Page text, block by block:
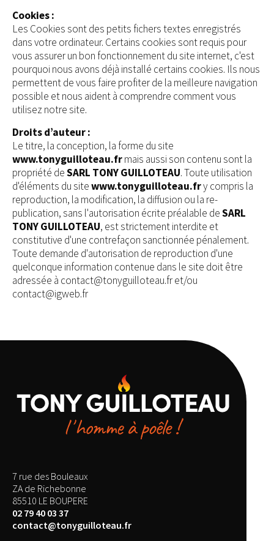
Cookies :
Les Cookies sont des petits fichers textes enregistrés
dans votre ordinateur. Certains cookies sont requis pour
vous assurer un bon fonctionnement du site internet, c'est
pourquoi nous avons déjà installé certains cookies. Ils nous
permettent de vous faire profiter de la meilleure navigation
possible et nous aident à comprendre comment vous
utilisez notre site.
Droits d’auteur :
Le titre, la conception, la forme du site
www.tonyguilloteau.frmais aussi son contenu sont la
propriété deSARL TONY GUILLOTEAU. Toute utilisation
d'éléments du sitewww.tonyguilloteau.fry compris la
reproduction, la modification, la diffusion ou la re-
publication, sans l'autorisation écrite préalable deSARL
TONY GUILLOTEAU, est strictement interdite et
constitutive d'une contrefaçon sanctionnée pénalement.
Toute demande d'autorisation de reproduction d'une
quelconque information contenue dans le site doit être
adressée à contact@tonyguilloteau.fr et/ou
contact@igweb.fr
7 rue des Bouleaux
ZA de Richebonne
85510 LE BOUPERE
02 79 40 03 37
contact@tonyguilloteau.fr